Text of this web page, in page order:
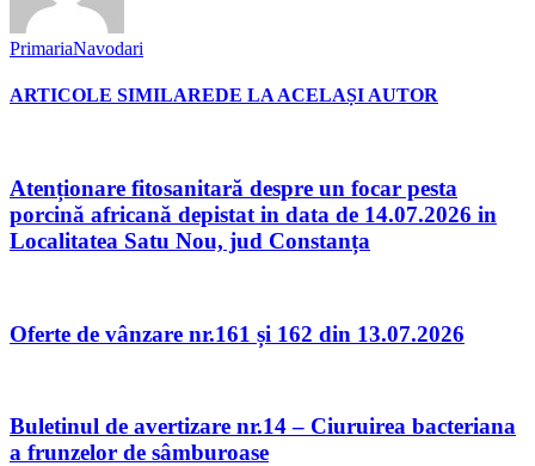
PrimariaNavodari
ARTICOLE SIMILAREDE LA ACELAȘI AUTOR
Atenționare fitosanitară despre un focar pesta
porcină africană depistat in data de 14.07.2026 in
Localitatea Satu Nou, jud Constanța
Oferte de vânzare nr.161 și 162 din 13.07.2026
Buletinul de avertizare nr.14 – Ciuruirea bacteriana
a frunzelor de sâmburoase